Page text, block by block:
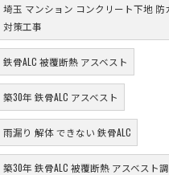
埼玉 マンション コンクリート下地 防
対策工事
鉄骨ALC 被覆断熱 アスベスト
築30年 鉄骨ALC アスベスト
雨漏り 解体 できない 鉄骨ALC
築30年 鉄骨ALC 被覆断熱 アスベスト